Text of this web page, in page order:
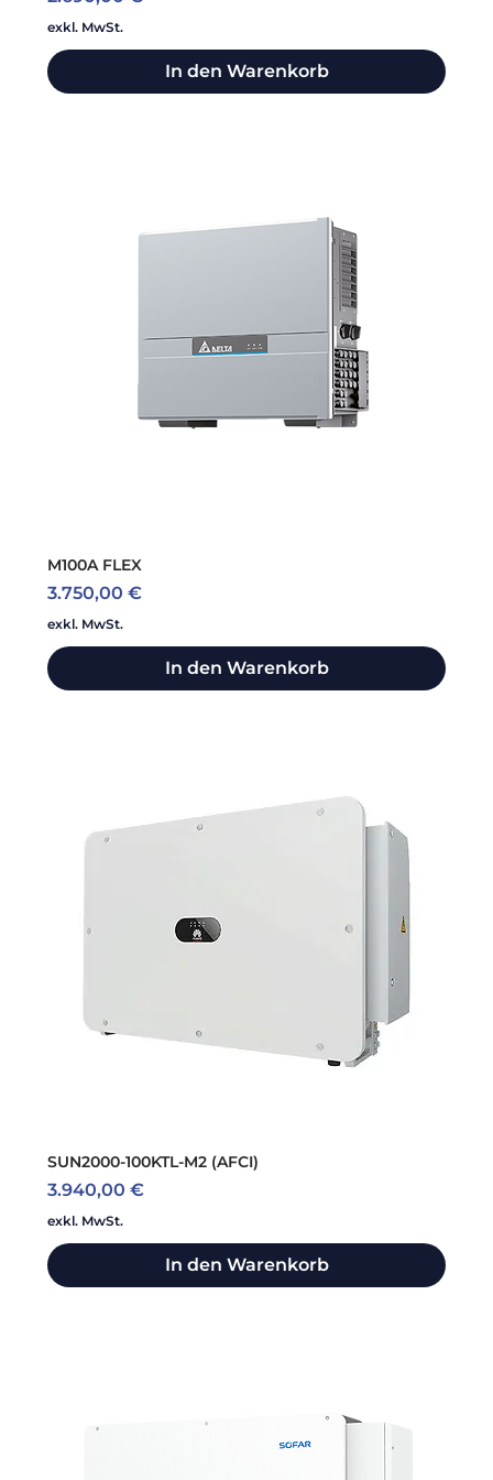
exkl. MwSt.
In den Warenkorb
M100A FLEX
Preis
3.750,00 €
exkl. MwSt.
In den Warenkorb
SUN2000-100KTL-M2 (AFCI)
Preis
3.940,00 €
exkl. MwSt.
In den Warenkorb